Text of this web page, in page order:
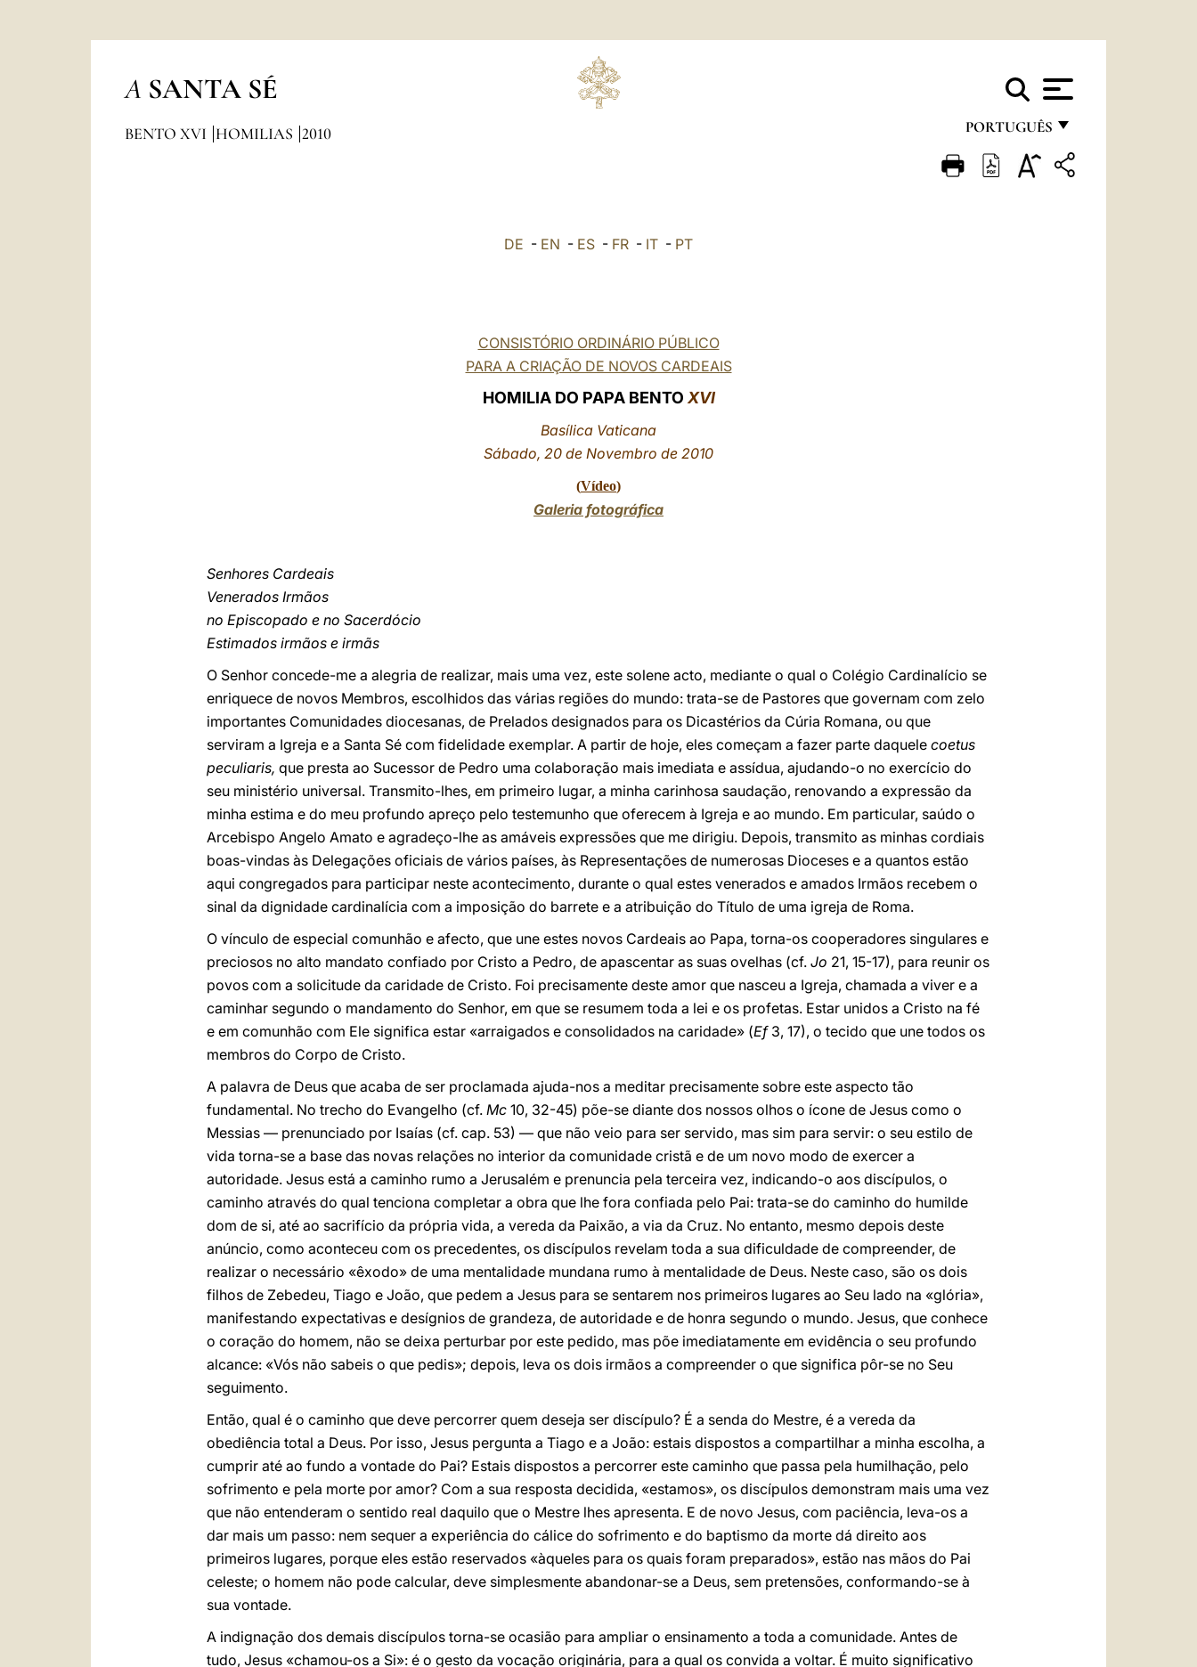
A SANTA SÉ
PORTUGUÊS
FRANÇAIS
BENTO XVI HOMILIAS 2010
DE - EN - ES - FR - IT - PT
CONSISTÓRIO ORDINÁRIO PÚBLICO
PARA A CRIAÇÃO DE NOVOS CARDEAIS
HOMILIA DO PAPA BENTO XVI
Basílica Vaticana
Sábado, 20 de Novembro de 2010
(Vídeo)
Galeria fotográfica
Senhores Cardeais
Venerados Irmãos
no Episcopado e no Sacerdócio
Estimados irmãos e irmãs
O Senhor concede-me a alegria de realizar, mais uma vez, este solene acto, mediante o qual o Colégio Cardinalício se
enriquece de novos Membros, escolhidos das várias regiões do mundo: trata-se de Pastores que governam com zelo
importantes Comunidades diocesanas, de Prelados designados para os Dicastérios da Cúria Romana, ou que
serviram a Igreja e a Santa Sé com fidelidade exemplar. A partir de hoje, eles começam a fazer parte daquele coetus
peculiaris, que presta ao Sucessor de Pedro uma colaboração mais imediata e assídua, ajudando-o no exercício do
seu ministério universal. Transmito-lhes, em primeiro lugar, a minha carinhosa saudação, renovando a expressão da
minha estima e do meu profundo apreço pelo testemunho que oferecem à Igreja e ao mundo. Em particular, saúdo o
Arcebispo Angelo Amato e agradeço-lhe as amáveis expressões que me dirigiu. Depois, transmito as minhas cordiais
boas-vindas às Delegações oficiais de vários países, às Representações de numerosas Dioceses e a quantos estão
aqui congregados para participar neste acontecimento, durante o qual estes venerados e amados Irmãos recebem o
sinal da dignidade cardinalícia com a imposição do barrete e a atribuição do Título de uma igreja de Roma.
O vínculo de especial comunhão e afecto, que une estes novos Cardeais ao Papa, torna-os cooperadores singulares e
preciosos no alto mandato confiado por Cristo a Pedro, de apascentar as suas ovelhas (cf. Jo 21, 15-17), para reunir os
povos com a solicitude da caridade de Cristo. Foi precisamente deste amor que nasceu a Igreja, chamada a viver e a
caminhar segundo o mandamento do Senhor, em que se resumem toda a lei e os profetas. Estar unidos a Cristo na fé
e em comunhão com Ele significa estar «arraigados e consolidados na caridade» (Ef 3, 17), o tecido que une todos os
membros do Corpo de Cristo.
A palavra de Deus que acaba de ser proclamada ajuda-nos a meditar precisamente sobre este aspecto tão
fundamental. No trecho do Evangelho (cf. Mc 10, 32-45) põe-se diante dos nossos olhos o ícone de Jesus como o
Messias — prenunciado por Isaías (cf. cap. 53) — que não veio para ser servido, mas sim para servir: o seu estilo de
vida torna-se a base das novas relações no interior da comunidade cristã e de um novo modo de exercer a
autoridade. Jesus está a caminho rumo a Jerusalém e prenuncia pela terceira vez, indicando-o aos discípulos, o
caminho através do qual tenciona completar a obra que lhe fora confiada pelo Pai: trata-se do caminho do humilde
dom de si, até ao sacrifício da própria vida, a vereda da Paixão, a via da Cruz. No entanto, mesmo depois deste
anúncio, como aconteceu com os precedentes, os discípulos revelam toda a sua dificuldade de compreender, de
realizar o necessário «êxodo» de uma mentalidade mundana rumo à mentalidade de Deus. Neste caso, são os dois
filhos de Zebedeu, Tiago e João, que pedem a Jesus para se sentarem nos primeiros lugares ao Seu lado na «glória»,
manifestando expectativas e desígnios de grandeza, de autoridade e de honra segundo o mundo. Jesus, que conhece
o coração do homem, não se deixa perturbar por este pedido, mas põe imediatamente em evidência o seu profundo
alcance: «Vós não sabeis o que pedis»; depois, leva os dois irmãos a compreender o que significa pôr-se no Seu
seguimento.
Então, qual é o caminho que deve percorrer quem deseja ser discípulo? É a senda do Mestre, é a vereda da
obediência total a Deus. Por isso, Jesus pergunta a Tiago e a João: estais dispostos a compartilhar a minha escolha, a
cumprir até ao fundo a vontade do Pai? Estais dispostos a percorrer este caminho que passa pela humilhação, pelo
sofrimento e pela morte por amor? Com a sua resposta decidida, «estamos», os discípulos demonstram mais uma vez
que não entenderam o sentido real daquilo que o Mestre lhes apresenta. E de novo Jesus, com paciência, leva-os a
dar mais um passo: nem sequer a experiência do cálice do sofrimento e do baptismo da morte dá direito aos
primeiros lugares, porque eles estão reservados «àqueles para os quais foram preparados», estão nas mãos do Pai
celeste; o homem não pode calcular, deve simplesmente abandonar-se a Deus, sem pretensões, conformando-se à
sua vontade.
A indignação dos demais discípulos torna-se ocasião para ampliar o ensinamento a toda a comunidade. Antes de
tudo, Jesus «chamou-os a Si»: é o gesto da vocação originária, para a qual os convida a voltar. É muito significativo